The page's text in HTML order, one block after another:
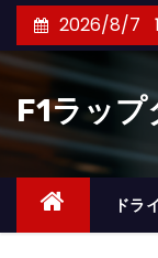
ン
ツ
キ
2026/8/7
F1ラップ
ドラ